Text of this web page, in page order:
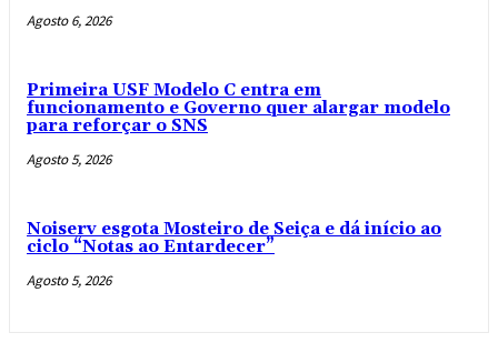
Agosto 6, 2026
Primeira USF Modelo C entra em
funcionamento e Governo quer alargar modelo
para reforçar o SNS
Agosto 5, 2026
Noiserv esgota Mosteiro de Seiça e dá início ao
ciclo “Notas ao Entardecer”
Agosto 5, 2026